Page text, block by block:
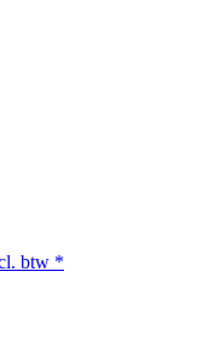
btw *